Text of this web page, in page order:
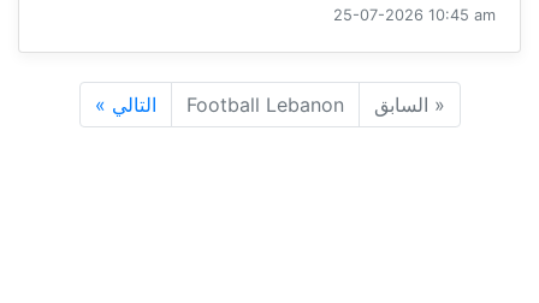
25-07-2026 10:45 am
« السابق Football Lebanon التالي »